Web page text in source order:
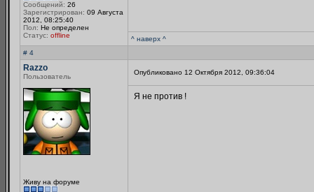
Сообщений: 26
Зарегистрирован: 09 Августа
2012, 08:25:40
Пол: Не определен
Статус: offline
^ наверх ^
# 4
Razzo
Пользователь
Живу на форуме
Опубликовано 12 Октября 2012, 09:36:04
Я не против !